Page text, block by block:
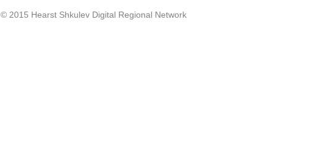
© 2015 Hearst Shkulev Digital Regional Network